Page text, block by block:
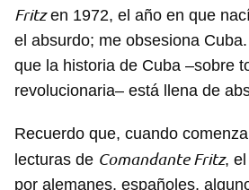
iniciar sesión con tu cuenta de
Fritzen 1972, el año en que
el absurdo; me obsesiona
que la historia de Cuba –sobre
revolucionaria– está llena de
Recuerdo que, cuando
lecturas de Comandante Fritz,
por alemanes, españoles,